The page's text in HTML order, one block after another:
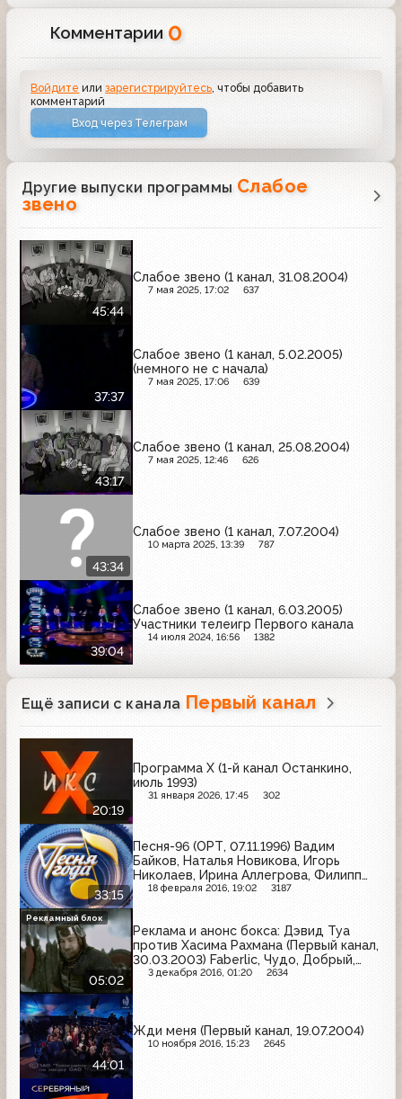
Комментарии 0
Войдите илизарегистрируйтесь, чтобы добавить
комментарий
Вход через Телеграм
Другие выпуски программы Слабое
звено
45:44
Слабое звено (1 канал, 31.08.2004)
7 мая 2025, 17:02 637
37:37
Слабое звено (1 канал, 5.02.2005)
(немного не с начала)
7 мая 2025, 17:06 639
43:17
Слабое звено (1 канал, 25.08.2004)
7 мая 2025, 12:46 626
43:34
Слабое звено (1 канал, 7.07.2004)
10 марта 2025, 13:39 787
39:04
Слабое звено (1 канал, 6.03.2005)
Участники телеигр Первого канала
14 июля 2024, 16:56 1382
Ещё записи с канала Первый канал
20:19
Программа Х (1-й канал Останкино,
июль 1993)
31 января 2026, 17:45 302
33:15
Песня-96 (ОРТ, 07.11.1996) Вадим
Байков, Наталья Новикова, Игорь
Николаев, Ирина Аллегрова, Филипп
Киркоров.
18 февраля 2016, 19:02 3187
05:02
Реклама и анонс бокса: Дэвид Туа
против Хасима Рахмана (Первый канал,
30.03.2003) Faberlic, Чудо, Добрый,
Snickers, Три богатыря, Весёлый
3 декабря 2016, 01:20 2634
Рекламный блок
44:01
Жди меня (Первый канал, 19.07.2004)
10 ноября 2016, 15:23 2645